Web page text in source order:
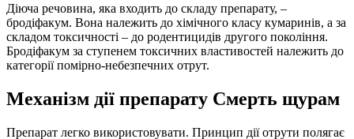
Діюча речовина, яка входить до складу препарату, –
бродіфакум. Вона належить до хімічного класу кумаринів, а за
складом токсичності – до родентицидів другого покоління.
Бродіфакум за ступенем токсичних властивостей належить до
категорії помірно-небезпечних отрут.
Механізм дії препарату Смерть щурам
Препарат легко використовувати. Принцип дії отрути полягає